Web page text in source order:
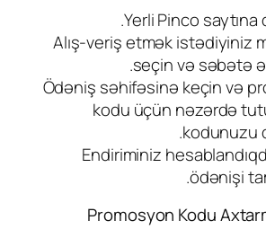
Yerli Pinco saytına
Alış-veriş etmək istədiyiniz
seçin və səbətə
Ödəniş səhifəsinə keçin və
kodu üçün nəzərdə
kodunuzu
Endiriminiz
ödənişi
Promosyon Kodu